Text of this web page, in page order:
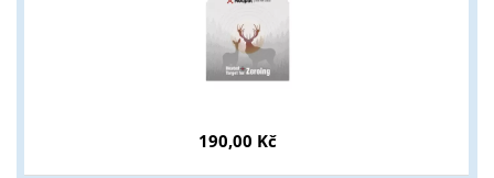
190,00 Kč